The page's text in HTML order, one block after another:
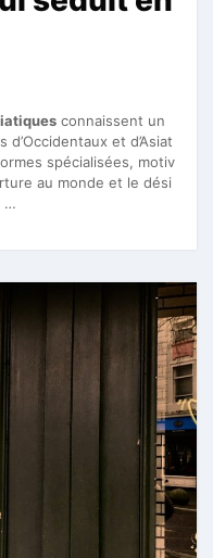
connaissent un
et d’Asiat
spécialisées, motiv
au monde et le dési
…